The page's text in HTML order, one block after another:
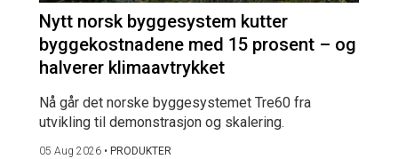
Nytt norsk byggesystem kutter
byggekostnadene med 15 prosent – og
halverer klimaavtrykket
Nå går det norske byggesystemet Tre60 fra
utvikling til demonstrasjon og skalering.
05 Aug 2026 • PRODUKTER